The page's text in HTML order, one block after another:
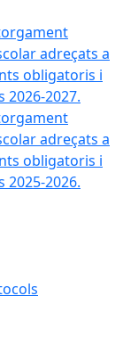
adreçats a
obligatoris i
2027.
adreçats a
obligatoris i
2026.